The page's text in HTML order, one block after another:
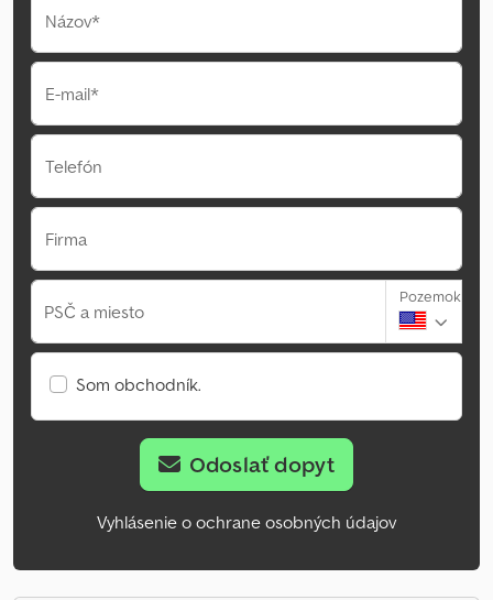
Názov*
E-mail*
Telefón
Firma
PSČ a miesto
Pozemok
Som obchodník.
Odoslať dopyt
Vyhlásenie o ochrane osobných údajov